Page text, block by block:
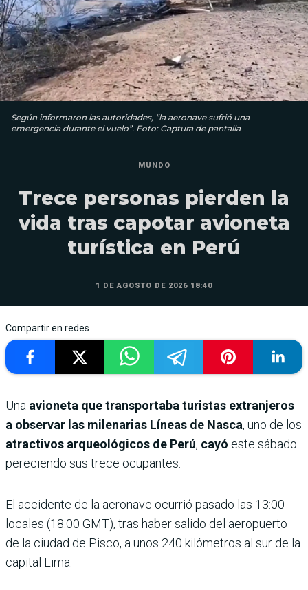
Según informaron las autoridades, “la aeronave sufrió una
emergencia durante el vuelo”. Foto: Captura de pantalla
MUNDO
Trece personas pierden la
vida tras capotar avioneta
turística en Perú
1 DE AGOSTO DE 2026 18:40
Compartir en redes
Una avioneta que transportaba turistas extranjeros
a observar las milenarias Líneas de Nasca, uno de los
atractivos arqueológicos de Perú, cayó este sábado
pereciendo sus trece ocupantes.
El accidente de la aeronave ocurrió pasado las 13:00
locales (18:00 GMT), tras haber salido del aeropuerto
de la ciudad de Pisco, a unos 240 kilómetros al sur de la
capital Lima.